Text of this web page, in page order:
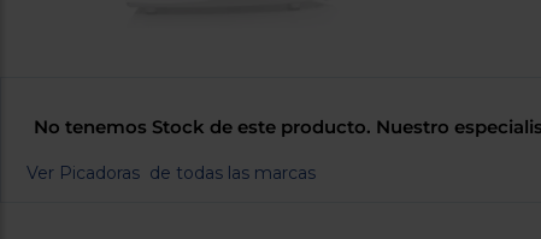
No tenemos Stock de este producto. Nuestro
Ver Picadoras de todas las marcas